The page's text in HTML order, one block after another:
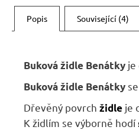
Popis Související (4)
Buková židle Benátky je
Buková židle Benátky
Dřevěný povrch židle je
K židlím se výborně hodí